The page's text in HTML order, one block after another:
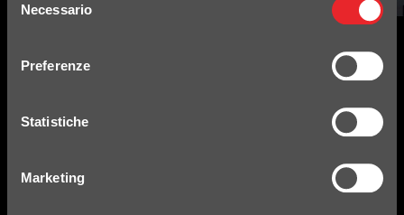
delNecessario
Preferenze
Statistiche
Marketing